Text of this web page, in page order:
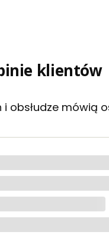
klientów
obsłudze mówią